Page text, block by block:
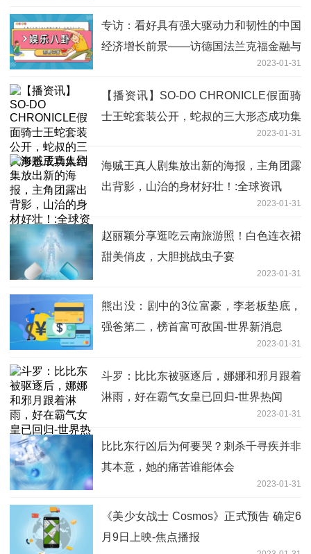
专访：看好具有强大驱动力和韧性的中国
经济增长前景——访德国法兰克福金融与
管理学院教授勒歇尔|天天微资讯2023-01-31
【播资讯】SO-DO CHRONICLE假面骑
士王蛇套装公开，蛇叔的三大形态成功集
2023-01-31
海贼王真人剧集放出新的海报，主角团露
出背影，山治的身材好壮！:全球资讯
2023-01-31
赵丽颖分享逛吃云南旅游照！白色连衣裙
甜美俏皮，大胆挑战虫子宴
2023-01-31
熊出没：剧中的3位富豪，李老板垫底，
强爸第二，榜首富可敌国-世界新消息
2023-01-31
斗罗：比比东被驱逐后，娜娜和邪月跟着
淋雨，好在霸气女皇已回归-世界热闻
2023-01-31
比比东行凶后为何要哭？刺杀千寻疾并非
其本意，她的痛苦谁能体会
2023-01-31
《美少女战士 Cosmos》正式预告 确定6
月9日上映-焦点播报